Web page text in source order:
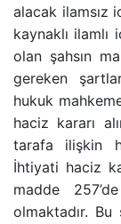
İZALE-I ŞUYU
TAŞINMAZ
ECRIMISIL
KASTEN
alacak ilamsız
kaynaklı ilamlı
olan şahsın
gereken
hukuk
haciz kararı
tarafa ilişkin
İhtiyati haciz
madde 257’de
olmaktadır. Bu